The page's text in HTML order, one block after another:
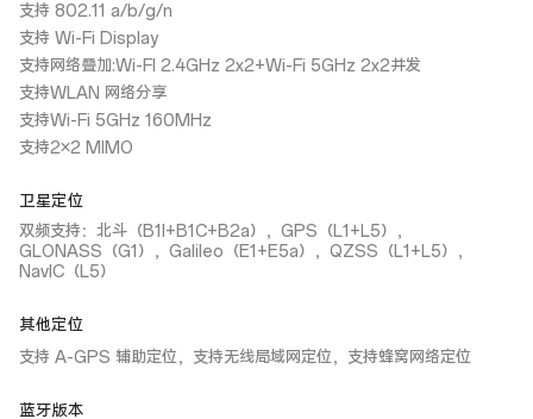
支持 802.11 a/b/g/n
支持 Wi-Fi Display
支持网络叠加:Wi-FI 2.4GHz 2x2+Wi-Fi 5GHz 2x2并发
支持WLAN 网络分享
支持Wi-Fi 5GHz 160MHz
支持2×2 MIMO
卫星定位
双频支持：北斗（B1I+B1C+B2a），GPS（L1+L5），
GLONASS（G1），Galileo（E1+E5a），QZSS（L1+L5），
NavIC（L5）
其他定位
支持 A-GPS 辅助定位，支持无线局域网定位，支持蜂窝网络定位
蓝牙版本